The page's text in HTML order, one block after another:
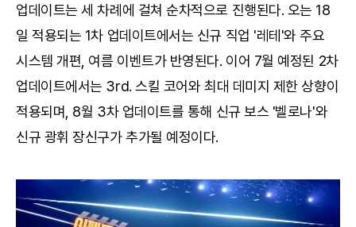
업데이트는 세 차례에 걸쳐 순차적으로 진행된다. 오는 18
일 적용되는 1차 업데이트에서는 신규 직업 '레테'와 주요
시스템 개편, 여름 이벤트가 반영된다. 이어 7월 예정된 2차
업데이트에서는 3rd. 스킬 코어와 최대 데미지 제한 상향이
적용되며, 8월 3차 업데이트를 통해 신규 보스 '벨로나'와
신규 광휘 장신구가 추가될 예정이다.